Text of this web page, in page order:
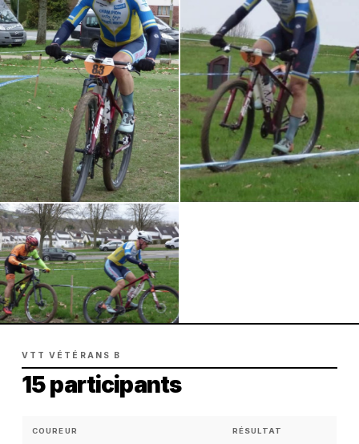
VTT VÉTÉRANS B
15 participants
COUREUR RÉSULTAT